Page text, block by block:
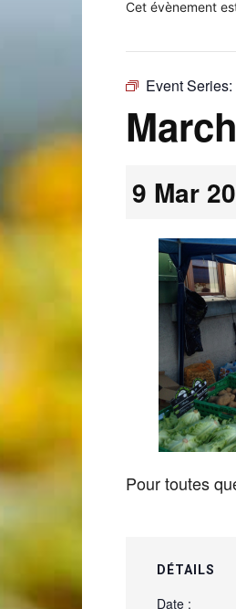
Laconnex
Cet évènement
Event Series:
9 Mar
Pour toutes
DÉTAILS
Date :